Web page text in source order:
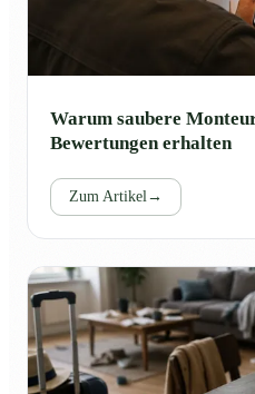
Warum saubere
Bewertungen erhalten
Zum Artikel →